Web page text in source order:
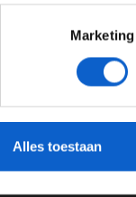
Marketing
Alles toestaan